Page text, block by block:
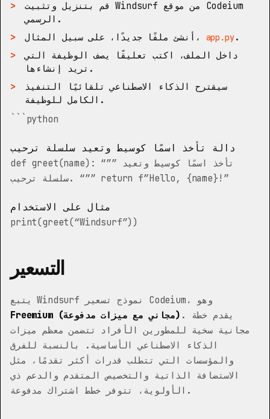
قم بتنزيل وتثبيت Windsurf من موقع Codeium
الرسمي .
أنشئ ملفًا جديدًا، على سبيل المثال،
app.py.
داخل الملف، اكتب تعليقًا يصف الوظيفة التي
تريد إنشاءها.
سيقترح الذكاء الاصطناعي تلقائيًا التنفيذ
الكامل للوظيفة.
```python
دالة تأخذ اسمًا كوسيط وتعيد سلسلة ترحيب
def greet(name): “”” تأخذ اسمًا كوسيط وتعيد
سلسلة ترحيب. “”” return f”Hello, {name}!”
مثال على الاستخدام
print(greet(“Windsurf”))
التسعير
يتبع Windsurf نموذج تسعير Codeium، وهو
Freemium (مجاني مع ميزات مدفوعة) . يقدم خطة
مجانية سخية للمطورين الأفراد تتضمن معظم ميزات
الذكاء الاصطناعي الأساسية. بالنسبة للفرق
والمؤسسات التي تتطلب قدرات أكثر تقدمًا، مثل
الاستضافة الذاتية والتخصيص المتقدم والدعم ذي
الأولوية، تتوفر خطط اشتراك مدفوعة.